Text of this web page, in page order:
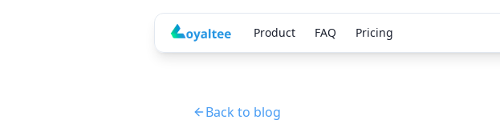
Product FAQ Pricing
Back to blog